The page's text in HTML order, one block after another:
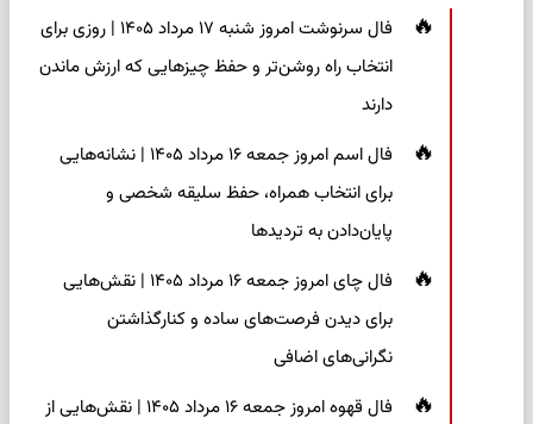
فال سرنوشت امروز شنبه ۱۷ مرداد ۱۴۰۵ | روزی برای
انتخاب راه روشن‌تر و حفظ چیزهایی که ارزش ماندن
دارند
فال اسم امروز جمعه ۱۶ مرداد ۱۴۰۵ | نشانه‌هایی
برای انتخاب همراه، حفظ سلیقه شخصی و
پایان‌دادن به تردیدها
فال چای امروز جمعه ۱۶ مرداد ۱۴۰۵ | نقش‌هایی
برای دیدن فرصت‌های ساده و کنارگذاشتن
نگرانی‌های اضافی
فال قهوه امروز جمعه ۱۶ مرداد ۱۴۰۵ | نقش‌هایی از